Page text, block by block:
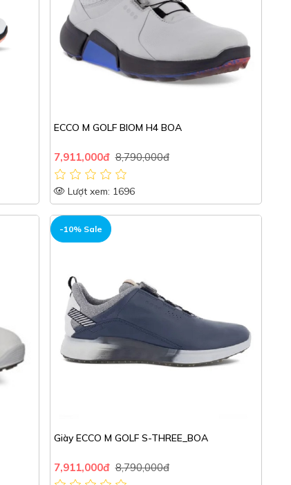
ECCO M GOLF BIOM H4 BOA
7,911,000đ 8,790,000đ
Lượt xem: 1696
-10% Sale
Giày ECCO M GOLF S-THREE_BOA
7,911,000đ 8,790,000đ